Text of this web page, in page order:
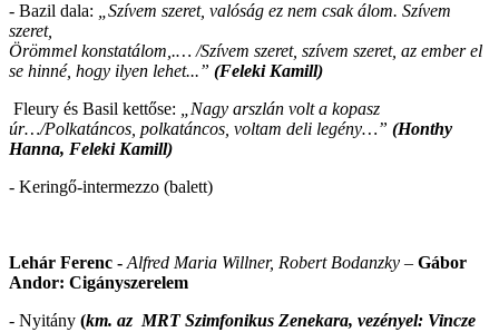
- Bazil dala:
„Szívem szeret, valóság ez nem csak álom. Szívem
szeret,
Örömmel konstatálom,.… /Szívem szeret, szívem szeret, az ember el
se hinné, hogy ilyen lehet...” (Feleki Kamill)
Fleury és Basil kettőse:
„Nagy arszlán volt a kopasz
úr…/Polkatáncos, polkatáncos, voltam deli legény…” (Honthy
Hanna, Feleki Kamill)
- Keringő-intermezzo (balett)
Lehár Ferenc - Alfred Maria Willner, Robert Bodanzky – Gábor
Andor: Cigányszerelem
- Nyitány (km. az MRT Szimfonikus Zenekara, vezényel: Vincze